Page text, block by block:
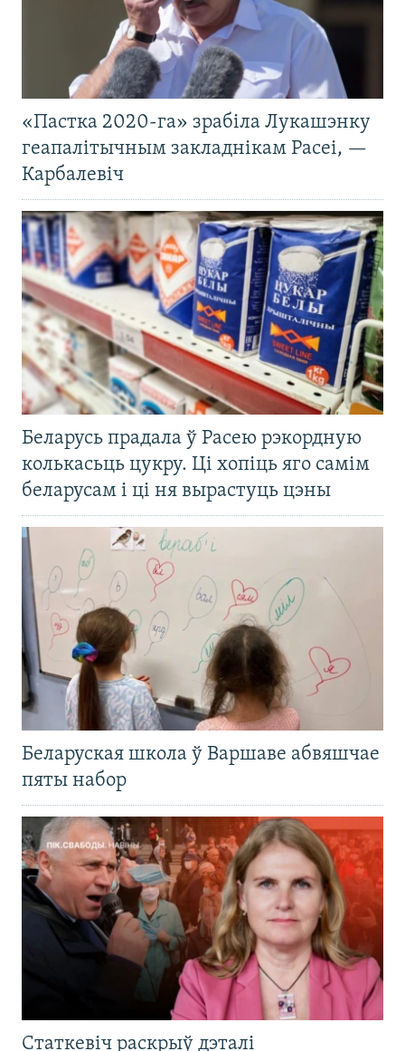
«Пастка 2020-га» зрабіла Лукашэнку
геапалітычным закладнікам Расеі, —
Карбалевіч
Беларусь прадала ў Расею рэкордную
колькасьць цукру. Ці хопіць яго самім
беларусам і ці ня вырастуць цэны
Беларуская школа ў Варшаве абвяшчае
пяты набор
Статкевіч раскрыў дэталі